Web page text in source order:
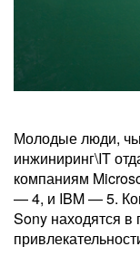
Молодые люди,
инжиниринг\IT
компаниям
— 4, и IBM — 5.
Sony находятся в